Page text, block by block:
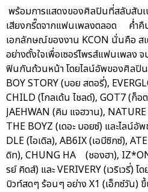
พร้อมการแสดงของศิลปินที่สลับสับเ
เสียงกรี๊ดจากแฟนเพลงตลอด ค่ำคื
เอกลักษณ์ของงาน KCON นั่นคือ ส
อย่างตั้งใจเพื่อเซอร์ไพรส์แฟนเพลง
ฟินกันถ้วนหน้า โดยไลน์อัพของศิลปิน
BOY STORY (บอย สตอรี่),
CHILD (โกลเด้น ไชลด์), GOT7 (ก็อ
JAEHWAN (คิม แจฮวาน),
THE BOYZ (เดอะ บอยซ์) และไลน์
DLE (ไอเดิล), AB6IX (เอบีซิกซ์),
ดิท), CHUNG HA (ชองฮา),
รย์ คิดส์) และ VERIVERY (เวริเวรี่)
บิวท์สดๆ ร้อนๆ อย่าง X1 (เอ็กซ์วัน)